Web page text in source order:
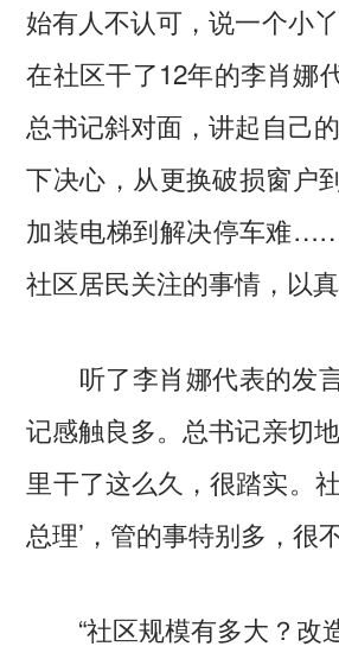
始有人不认可，说一个小
在社区干了12年的李肖娜
总书记斜对面，讲起自己
下决心，从更换破损窗户
加装电梯到解决停车难
社区居民关注的事情，以真
听了李肖娜代表的发
记感触良多。总书记亲切
里干了这么久，很踏实。
总理’，管的事特别多，很
“社区规模有多大？改